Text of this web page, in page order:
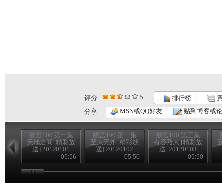
评分 5 排行榜
分享
MSN或QQ好友 贴到博客或
故宫100 第一集
天地之间 [精彩放
送] 20120101
05:56
故宫100 第二集
至大无外 [精彩放
送] 20120102
05:50
故宫100 第三集
有容乃大 [精彩放
送] 20120103
05:50